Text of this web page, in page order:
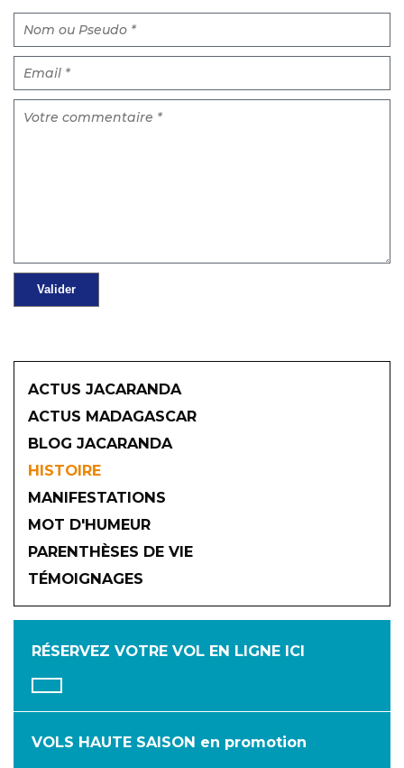
ACTUS JACARANDA
ACTUS MADAGASCAR
BLOG JACARANDA
HISTOIRE
MANIFESTATIONS
MOT D'HUMEUR
PARENTHÈSES DE VIE
TÉMOIGNAGES
RÉSERVEZ VOTRE VOL EN LIGNE ICI
VOLS HAUTE SAISON en promotion
JANVIER
AVRIL MAI JUIN
JUILLET AOÛT SEPTEMBRE
OCTOBRE